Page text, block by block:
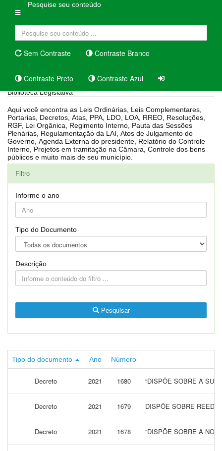
Pesquise seu conteúdo
Sem Contraste Contraste Branco
Contraste Preto Contraste Azul
Biblioteca Legislativa
Aqui você encontra as Leis Ordinárias, Leis Complementares,
Portarias, Decretos, Atas, PPA, LDO, LOA, RREO, Resoluções,
RGF, Lei Orgânica, Regimento Interno, Pauta das Sessões
Plenárias, Regulamentação da LAI, Atos de Julgamento do
Governo, Agenda Externa do presidente, Relatório do Controle
Interno, Projetos em tramitação na Câmara, Controle dos bens
públicos e muito mais de seu município.
Filtro
Informe o ano
Tipo do Documento
Descrição
Pesquisar
Tipo do documento Ano Número
Decreto 2021 1680 “DISPÕE SOBRE A
Decreto 2021 1679 DISPÕE SOBRE
Decreto 2021 1678 “DISPÕE SOBRE A